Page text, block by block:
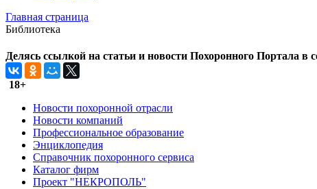
Главная страница
Библиотека
Делясь ссылкой на статьи и новости Похоронного Портала в
18+
Новости похоронной отрасли
Новости компаний
Профессиональное образование
Энциклопедия
Справочник похоронного сервиса
Каталог фирм
Проект "НЕКРОПОЛЬ"